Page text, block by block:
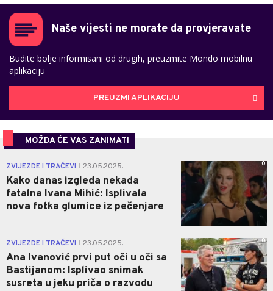
Naše vijesti ne morate da provjeravate
Budite bolje informisani od drugih, preuzmite Mondo mobilnu
aplikaciju
PREUZMI APLIKACIJU
MOŽDA ĆE VAS ZANIMATI
ZVIJEZDE I TRAČEVI 23.05.2025.
Kako danas izgleda nekada
fatalna Ivana Mihić: Isplivala
nova fotka glumice iz pečenjare
0
ZVIJEZDE I TRAČEVI 23.05.2025.
Ana Ivanović prvi put oči u oči sa
Bastijanom: Isplivao snimak
susreta u jeku priča o razvodu
0